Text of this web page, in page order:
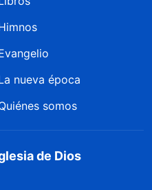
nueva época
somos
de Dios